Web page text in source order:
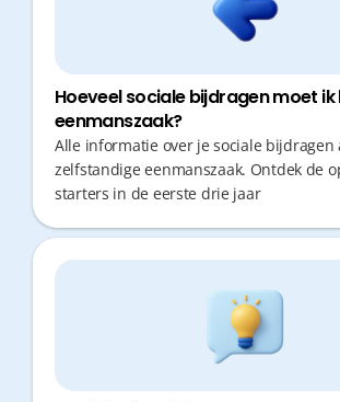
Hoeveel sociale bijdragen moet
eenmanszaak?
Alle informatie over je sociale bijdragen
zelfstandige eenmanszaak. Ontdek de
starters in de eerste drie jaar